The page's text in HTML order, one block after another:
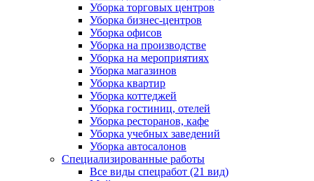
Уборка торговых центров
Уборка бизнес-центров
Уборка офисов
Уборка на производстве
Уборка на мероприятиях
Уборка магазинов
Уборка квартир
Уборка коттеджей
Уборка гостиниц, отелей
Уборка ресторанов, кафе
Уборка учебных заведений
Уборка автосалонов
Специализированные работы
Все виды спецработ (21 вид)